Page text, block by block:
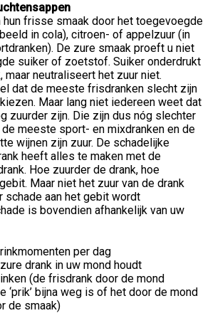
hun frisse smaak door het toegevoegde
in cola), citroen- of appelzuur (in
De zure smaak proeft u niet
suiker of zoetstof. Suiker onderdrukt
maar neutraliseert het zuur niet.
dat de meeste frisdranken slecht zijn
Maar lang niet iedereen weet dat
zuurder zijn. Die zijn dus nóg slechter
meeste sport- en mixdranken en de
wijnen zijn zuur. De schadelijke
heeft alles te maken met de
Hoe zuurder de drank, hoe
Maar niet het zuur van de drank
schade aan het gebit wordt
is bovendien afhankelijk van uw
per dag
drank in uw mond houdt
(de frisdrank door de mond
‘prik’ bijna weg is of het door de mond
de smaak)